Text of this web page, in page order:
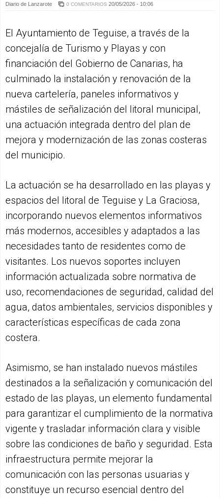
Diario de Lanzarote 0 COMENTARIOS 20/05/2026 - 10:06
El Ayuntamiento de Teguise, a través de la
concejalía de Turismo y Playas y con
financiación del Gobierno de Canarias, ha
culminado la instalación y renovación de la
nueva cartelería, paneles informativos y
mástiles de señalización del litoral municipal,
una actuación integrada dentro del plan de
mejora y modernización de las zonas costeras
del municipio.
La actuación se ha desarrollado en las playas y
espacios del litoral de Teguise y La Graciosa,
incorporando nuevos elementos informativos
más modernos, accesibles y adaptados a las
necesidades tanto de residentes como de
visitantes. Los nuevos soportes incluyen
información actualizada sobre normativa de
uso, recomendaciones de seguridad, calidad del
agua, datos ambientales, servicios disponibles y
características específicas de cada zona
costera.
Asimismo, se han instalado nuevos mástiles
destinados a la señalización y comunicación del
estado de las playas, un elemento fundamental
para garantizar el cumplimiento de la normativa
vigente y trasladar información clara y visible
sobre las condiciones de baño y seguridad. Esta
infraestructura permite mejorar la
comunicación con las personas usuarias y
constituye un recurso esencial dentro del